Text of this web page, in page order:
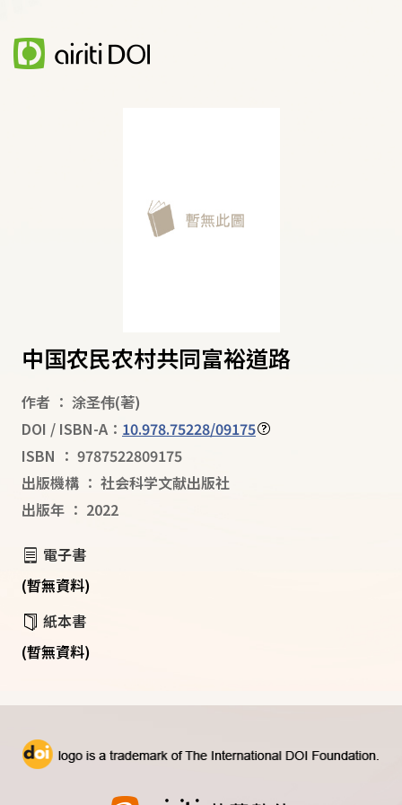
中国农民农村共同富裕道路
作者 ： 涂圣伟(著)
DOI / ISBN-A： 10.978.75228/09175
ISBN ： 9787522809175
出版機構 ： 社会科学文献出版社
出版年 ： 2022
電子書
(暫無資料)
紙本書
(暫無資料)